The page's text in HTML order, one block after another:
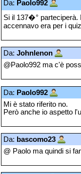
Da: Paolo992
Si il 137�° parteciperà.
accennavo era per i
Da: Johnlenon
@Paolo992 ma c'è
Da: Paolo992
Mi è stato riferito no.
Però anche io aspetto
Da: bascomo23
@ Paolo ma quindi si